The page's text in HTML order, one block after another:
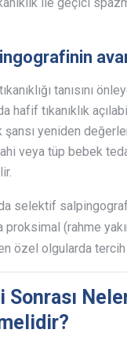
tanısını
hafif tıkanıklık
yeniden
veya tüp bebek
selektif
proksimal (rahme
özel olgularda
Sonrası